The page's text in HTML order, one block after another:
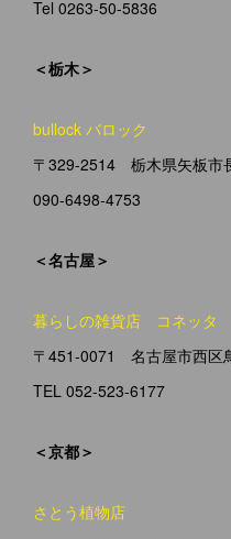
Tel 0263-50-5836
＜栃木＞
bullock バロック
〒329-2514 栃木県矢板市
090-6498-4753
＜名古屋＞
暮らしの雑貨店 コネッタ
〒451-0071 名古屋市西区
TEL 052-523-6177
＜京都＞
さとう植物店